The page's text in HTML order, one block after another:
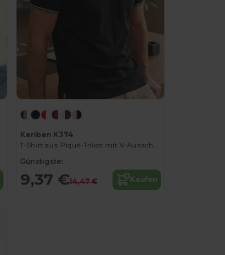
Kariban K374
T-Shirt aus Piqué-Trikot mit V-Ausschnitt für Herren
Günstigste:
9,37 €14,47 € Kaufen